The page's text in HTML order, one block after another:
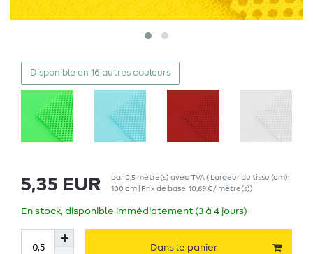
Disponible en 16 autres couleurs
5,35 EUR par0,5 mètre(s) avec TVA( Largeur du tissu (cm):
100 cm | Prix de base 10,69 € / mètre(s))
En stock, disponible immédiatement (3 à 4 jours)
Dans le panier